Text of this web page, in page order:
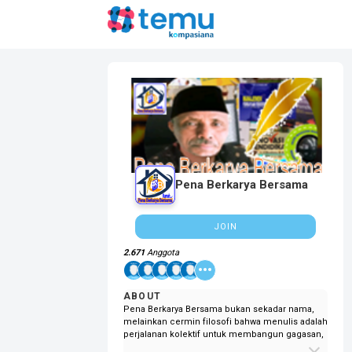
Pena Berkarya Bersama
JOIN
2.671Anggota
ABOUT
Pena Berkarya Bersama bukan sekadar nama,
melainkan cermin filosofi bahwa menulis adalah
perjalanan kolektif untuk membangun gagasan,